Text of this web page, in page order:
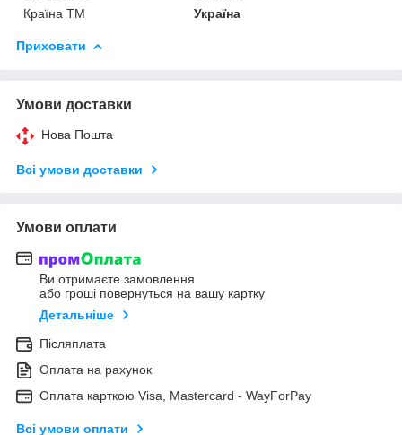
Країна ТМ
Україна
Приховати
Умови доставки
Нова Пошта
Всі умови доставки
Умови оплати
Ви отримаєте замовлення
або гроші повернуться на вашу картку
Детальніше
Післяплата
Оплата на рахунок
Оплата карткою Visa, Mastercard - WayForPay
Всі умови оплати